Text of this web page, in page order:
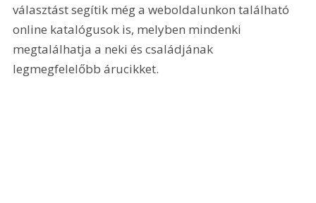
választást segítik még a weboldalunkon található
online katalógusok is, melyben mindenki
megtalálhatja a neki és családjának
legmegfelelőbb árucikket.